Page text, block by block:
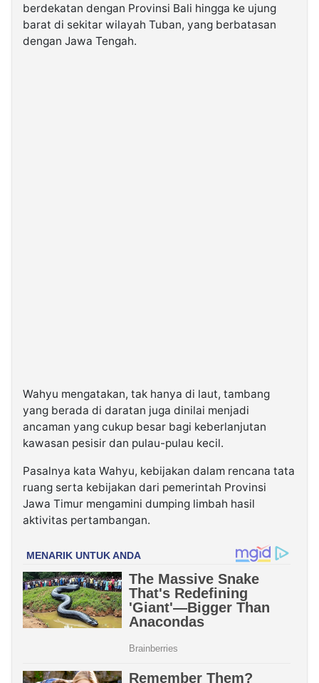
berdekatan dengan Provinsi Bali hingga ke ujung
barat di sekitar wilayah Tuban, yang berbatasan
dengan Jawa Tengah.
Wahyu mengatakan, tak hanya di laut, tambang
yang berada di daratan juga dinilai menjadi
ancaman yang cukup besar bagi keberlanjutan
kawasan pesisir dan pulau-pulau kecil.
Pasalnya kata Wahyu, kebijakan dalam rencana tata
ruang serta kebijakan dari pemerintah Provinsi
Jawa Timur mengamini dumping limbah hasil
aktivitas pertambangan.